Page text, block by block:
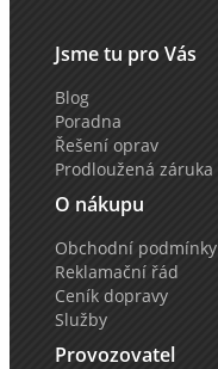
Jsme tu pro Vás
Blog
Poradna
Řešení oprav
Prodloužená záruka
O nákupu
Obchodní podmínky
Reklamační řád
Ceník dopravy
Služby
Provozovatel